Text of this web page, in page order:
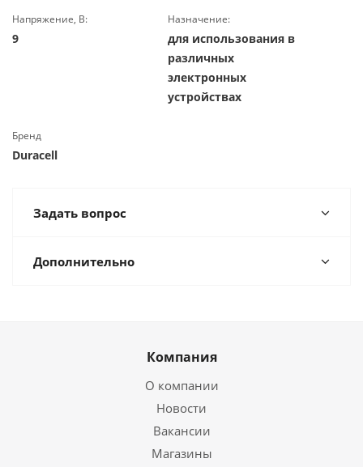
Напряжение, В:
9
Назначение:
для использования в
различных
электронных
устройствах
Бренд
Duracell
Задать вопрос
Дополнительно
Компания
О компании
Новости
Вакансии
Магазины